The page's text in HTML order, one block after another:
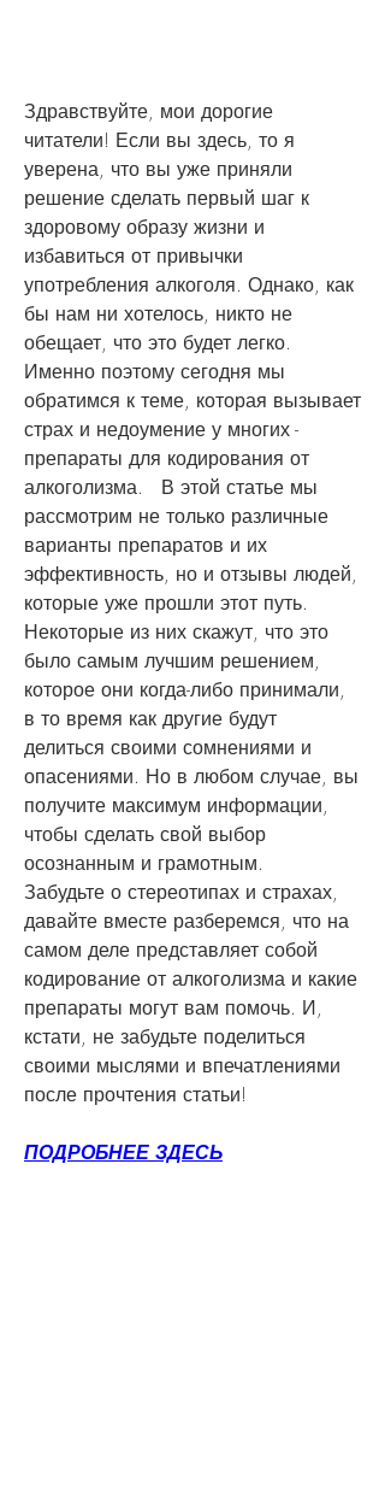
Здравствуйте, мои дорогие
читатели! Если вы здесь, то я
уверена, что вы уже приняли
решение сделать первый шаг к
здоровому образу жизни и
избавиться от привычки
употребления алкоголя. Однако, как
бы нам ни хотелось, никто не
обещает, что это будет легко.
Именно поэтому сегодня мы
обратимся к теме, которая вызывает
страх и недоумение у многих -
препараты для кодирования от
алкоголизма.   В этой статье мы
рассмотрим не только различные
варианты препаратов и их
эффективность, но и отзывы людей,
которые уже прошли этот путь.
Некоторые из них скажут, что это
было самым лучшим решением,
которое они когда-либо принимали,
в то время как другие будут
делиться своими сомнениями и
опасениями. Но в любом случае, вы
получите максимум информации,
чтобы сделать свой выбор
осознанным и грамотным.
Забудьте о стереотипах и страхах,
давайте вместе разберемся, что на
самом деле представляет собой
кодирование от алкоголизма и какие
препараты могут вам помочь. И,
кстати, не забудьте поделиться
своими мыслями и впечатлениями
после прочтения статьи!
ПОДРОБНЕЕ ЗДЕСЬ